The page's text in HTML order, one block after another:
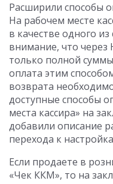
Расширили способы
На рабочем месте
в качестве одного
внимание, что
только полной
оплата этим
возврата
доступные способы
места кассира» на
добавили описание
перехода к
Если продаете в
«Чек ККМ», то на